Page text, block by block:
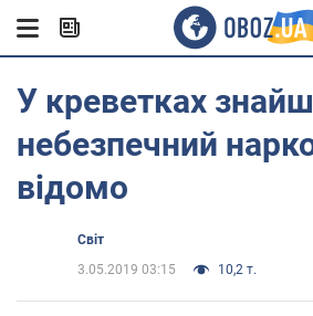
У креветках
небезпечний
відомо
Світ
3.05.2019 03:15
10,2 т.